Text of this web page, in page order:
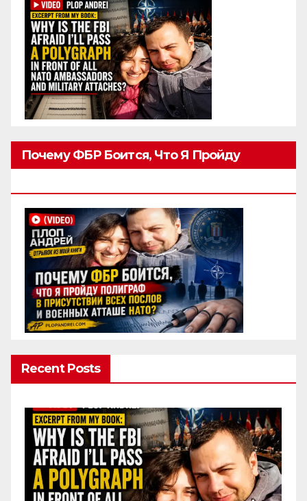
Почему ФБР Боится, Что Я Пройду
Recent Posts